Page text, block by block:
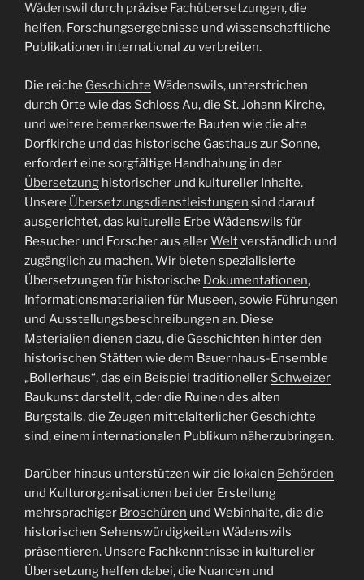
Wädenswil durch präzise Fachübersetzungen, die
helfen, Forschungsergebnisse und wissenschaftliche
Publikationen international zu verbreiten.
Die reiche Geschichte Wädenswils, unterstrichen
durch Orte wie das Schloss Au, die St. Johann Kirche,
und weitere bemerkenswerte Bauten wie die alte
Dorfkirche und das historische Gasthaus zur Sonne,
erfordert eine sorgfältige Handhabung in der
Übersetzung historischer und kultureller Inhalte.
Unsere Übersetzungsdienstleistungen sind darauf
ausgerichtet, das kulturelle Erbe Wädenswils für
Besucher und Forscher aus allerWeltverständlich und
zugänglich zu machen. Wir bieten spezialisierte
Übersetzungen für historische Dokumentationen,
Informationsmaterialien für Museen, sowie Führungen
und Ausstellungsbeschreibungen an. Diese
Materialien dienen dazu, die Geschichten hinter den
historischen Stätten wie dem Bauernhaus-Ensemble
„Bollerhaus“, das ein Beispiel traditioneller Schweizer
Baukunst darstellt, oder die Ruinen des alten
Burgstalls, die Zeugen mittelalterlicher Geschichte
sind, einem internationalen Publikum näherzubringen.
Darüber hinaus unterstützen wir die lokalen Behörden
und Kulturorganisationen bei der Erstellung
mehrsprachiger Broschüren und Webinhalte, die die
historischen Sehenswürdigkeiten Wädenswils
präsentieren. Unsere Fachkenntnisse in kultureller
Übersetzung helfen dabei, die Nuancen und